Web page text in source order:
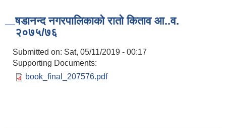
षडानन्द नगरपालिकाको रातो किताव आ..व.
२०७५/७६
Submitted on: Sat, 05/11/2019 - 00:17
Supporting Documents:
book_final_207576.pdf